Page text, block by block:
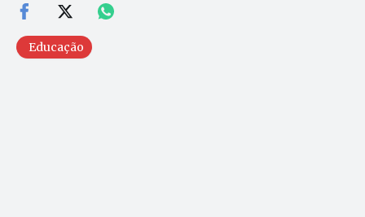
Educação